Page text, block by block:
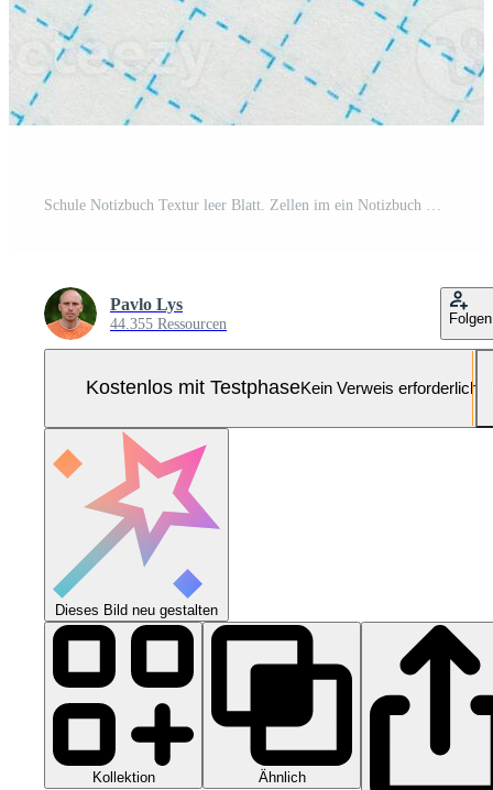
Pavlo Lys
44.355 Ressourcen Folgen
Kostenlos mit TestphaseKein Verweis erforderlich
Dieses Bild neu gestalten
Kollektion Ähnlich